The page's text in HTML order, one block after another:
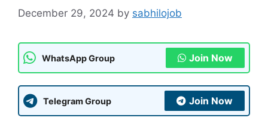
December 29, 2024 by sabhilojob
WhatsApp Group Join Now
Telegram Group Join Now